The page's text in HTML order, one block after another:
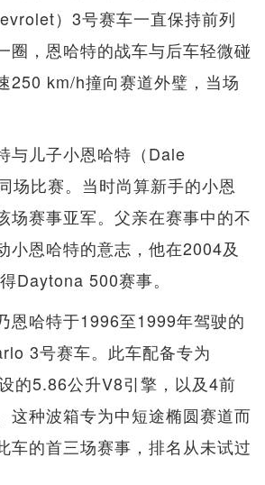
）3号赛车一直保持前列
圈，恩哈特的战车与后车轻微碰
250 km/h撞向赛道外璧，当场
与儿子小恩哈特（Dale
场比赛。当时尚算新手的小恩
场赛事亚军。父亲在赛事中的不
小恩哈特的意志，他在2004及
Daytona 500赛事。
恩哈特于1996至1999年驾驶的
3号赛车。此车配备专为
的5.86公升V8引擎，以及4前
这种波箱专为中短途椭圆赛道而
车的首三场赛事，排名从未试过